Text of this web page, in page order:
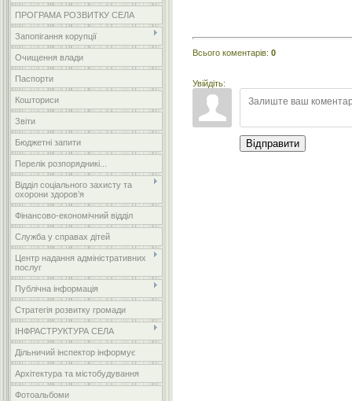
ПРОГРАМА РОЗВИТКУ СЕЛА
Запопігання корупції
Очищення влади
Паспорти
Кошториси
Звіти
Бюджетні запити
Перелік розпорядникі...
Відділ соціального захисту та
охорони здоров’я
Фінансово-економічний відділ
Служба у справах дітей
Центр надання адміністративних
послуг
Публічна інформація
Стратегія розвитку громади
ІНФРАСТРУКТУРА СЕЛА
Дільничий інспектор інформує
Архітектура та містобудування
Фотоальбоми
Всього коментарів: 0
Увійдіть:
Відправити